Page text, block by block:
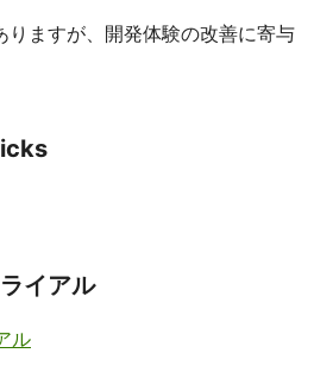
りますが、開発体験の改善に寄与
イアル
ル